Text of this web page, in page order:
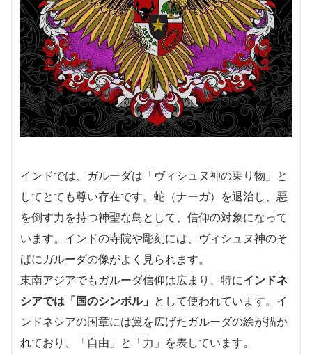
インドでは、ガルーダは「ヴィシュヌ神の乗り物」と
してとても尊い存在です。蛇（ナーガ）を退治し、悪
を倒す力を持つ神聖な鳥として、信仰の対象になって
います。インドの寺院や彫刻には、ヴィシュヌ神のそ
ばにガルーダの像がよく見られます。
東南アジアでもガルーダ信仰は広まり、特にインドネ
シアでは「国のシンボル」 として使われています。イ
ンドネシアの国章には翼を広げたガルーダの絵が描か
れており、「自由」と「力」を表しています。